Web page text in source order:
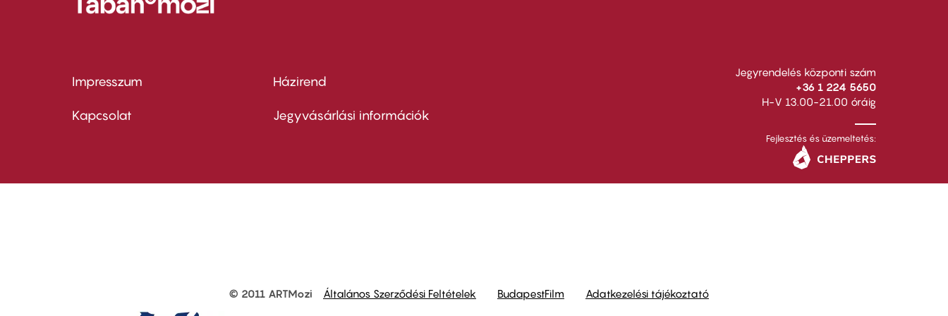
Footer
menu
Impresszum
Kapcsolat
Footer
menu
Házirend
Jegyvásárlási információk
Jegyrendelés központi szám
+36 1 224 5650
H-V 13.00-21.00 óráig
Fejlesztés és üzemeltetés:
© 2011 ARTMozi Általános Szerződési Feltételek BudapestFilm Adatkezelési tájékoztató